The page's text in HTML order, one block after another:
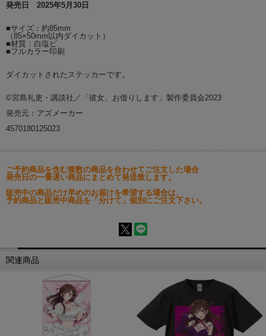
発売日 2025年5月30日
■サイズ：約85mm
（85×50mm以内ダイカット）
■材質：白塩ビ
■フルカラー印刷
ダイカットされたステッカーです。
©宮島礼吏・講談社／「彼女、お借りします」製作委員会2023
発売元：アズメーカー
4570180125023
ご予約商品を含む複数の商品を合わせてご注文した場合
発売日の一番遅い商品にまとめて発送致します。
販売中の商品だけ早めのお届けを希望する場合は、
予約商品と販売中商品を「分けて」個別にご注文下さい。
関連商品